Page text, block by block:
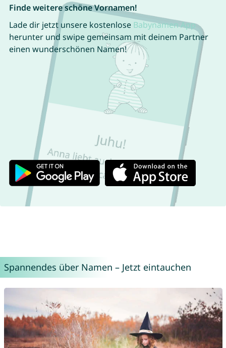
Finde weitere schöne Vornamen!
Lade dir jetzt unsere kostenlose Babynamen App
herunter und swipe gemeinsam mit deinem Partner
einen wunderschönen Namen!
Spannendes über Namen – Jetzt eintauchen